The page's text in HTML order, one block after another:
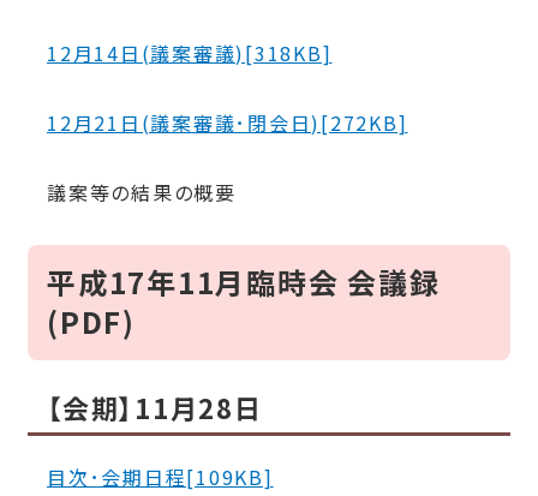
12月14日(議案審議)[318KB]
12月21日(議案審議･閉会日)[272KB]
議案等の結果の概要
平成17年11月臨時会 会議録
(PDF)
【会期】11月28日
目次･会期日程[109KB]